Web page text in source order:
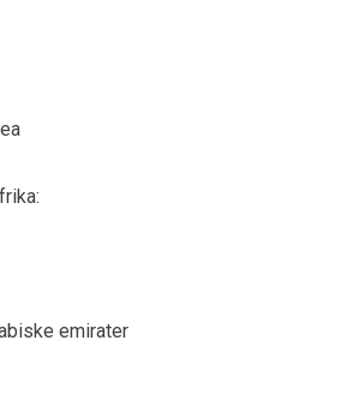
emirater